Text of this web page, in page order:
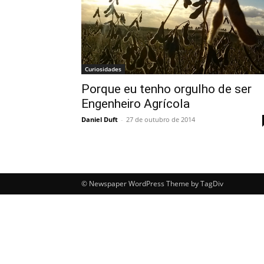
Curiosidades
Porque eu tenho orgulho de ser
Engenheiro Agrícola
Daniel Duft - 27 de outubro de 2014
© Newspaper WordPress Theme by TagDiv